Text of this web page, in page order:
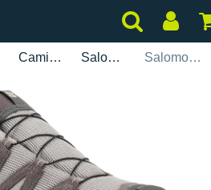
Caminhada Salomon Salomon X Ultra 360 Leather Gore-Tex